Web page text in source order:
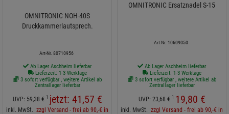
OMNITRONIC NOH-40S
Druckkammerlautsprech.
Art-Nr. 80710956
Ab Lager Aschheim lieferbar
Lieferzeit: 1-3 Werktage
3 sofort verfügbar , weitere Artikel ab
Zentrallager lieferbar
UVP: 59,38 € 1 jetzt: 41,57 €
inkl. MwSt. zzgl Versand - frei ab 90,-€ in
OMNITRONIC Ersatznadel S-15
Art-Nr. 10609050
Ab Lager Aschheim lieferbar
Lieferzeit: 1-3 Werktage
3 sofort verfügbar , weitere Artikel ab
Zentrallager lieferbar
UVP: 23,68 € 1 19,80 €
inkl. MwSt. zzgl Versand - frei ab 90,-€ in